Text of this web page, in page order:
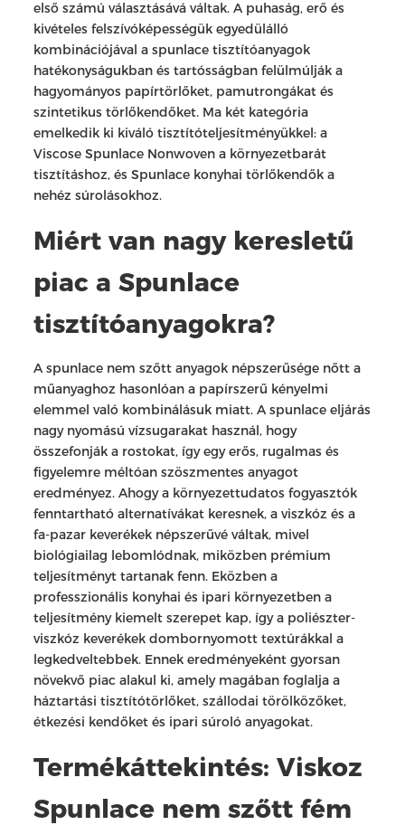
első számú választásává váltak. A puhaság, erő és
kivételes felszívóképességük egyedülálló
kombinációjával a spunlace tisztítóanyagok
hatékonyságukban és tartósságban felülmúlják a
hagyományos papírtörlőket, pamutrongákat és
szintetikus törlőkendőket. Ma két kategória
emelkedik ki kiváló tisztítóteljesítményükkel: a
Viscose Spunlace Nonwoven a környezetbarát
tisztításhoz, és Spunlace konyhai törlőkendők a
nehéz súrolásokhoz.
Miért van nagy keresletű
piac a Spunlace
tisztítóanyagokra?
A spunlace nem szőtt anyagok népszerűsége nőtt a
műanyaghoz hasonlóan a papírszerű kényelmi
elemmel való kombinálásuk miatt. A spunlace eljárás
nagy nyomású vízsugarakat használ, hogy
összefonják a rostokat, így egy erős, rugalmas és
figyelemre méltóan szöszmentes anyagot
eredményez. Ahogy a környezettudatos fogyasztók
fenntartható alternatívákat keresnek, a viszkóz és a
fa-pazar keverékek népszerűvé váltak, mivel
biológiailag lebomlódnak, miközben prémium
teljesítményt tartanak fenn. Eközben a
professzionális konyhai és ipari környezetben a
teljesítmény kiemelt szerepet kap, így a poliészter-
viszkóz keverékek dombornyomott textúrákkal a
legkedveltebbek. Ennek eredményeként gyorsan
növekvő piac alakul ki, amely magában foglalja a
háztartási tisztítótörlőket, szállodai törölközőket,
étkezési kendőket és ipari súroló anyagokat.
Termékáttekintés: Viskoz
Spunlace nem szőtt fém